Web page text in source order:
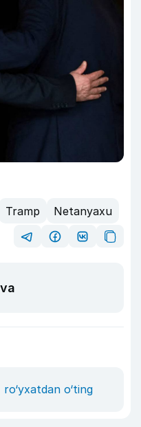
Tramp
Netanyaxu
ro‘yxatdan o‘ting